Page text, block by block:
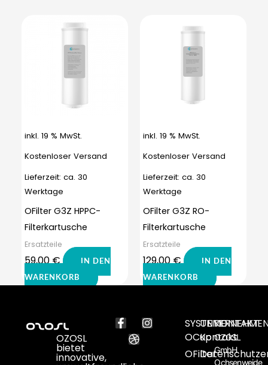
inkl. 19 % MwSt.
Kostenloser Versand
Lieferzeit: ca. 30
Werktage
OFilter G3Z HPPC-
Filterkartusche
Ersatzteile
59,00€ IN DEN
WARENKORB
inkl. 19 % MwSt.
Kostenloser Versand
Lieferzeit: ca. 30
Werktage
OFilter G3Z RO-
Filterkartusche
Ersatzteile
129,00€ IN DEN
WARENKORB
OZOSL
bietet
innovative,
F
a
I
n
r
i
SYSTEME
OCup
OFilter
Kontakt
KONTAKT
OZOSL
GmbH
Ochsenweide